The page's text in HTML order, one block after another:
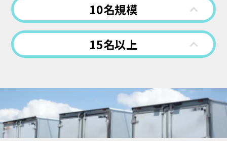
10名規模
15名以上